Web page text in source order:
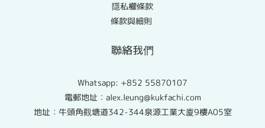
隱私權條款
條款與細則
聯絡我們
Whatsapp: +852 55870107
電郵地址：alex.leung@kukfachi.com
地址：牛頭角觀塘道342-344泉源工業大廈9樓A05室